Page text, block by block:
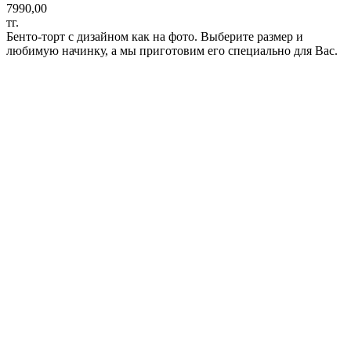
7990,00
тг.
Бенто-торт с дизайном как на фото. Выберите размер и
любимую начинку, а мы приготовим его специально для Вас.